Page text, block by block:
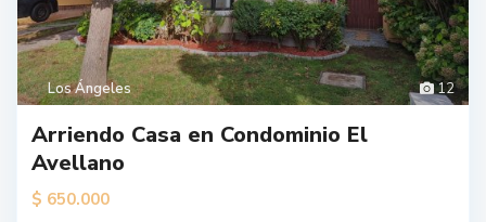
12
Los Ángeles
Arriendo Casa en Condominio El
Avellano
$ 650.000